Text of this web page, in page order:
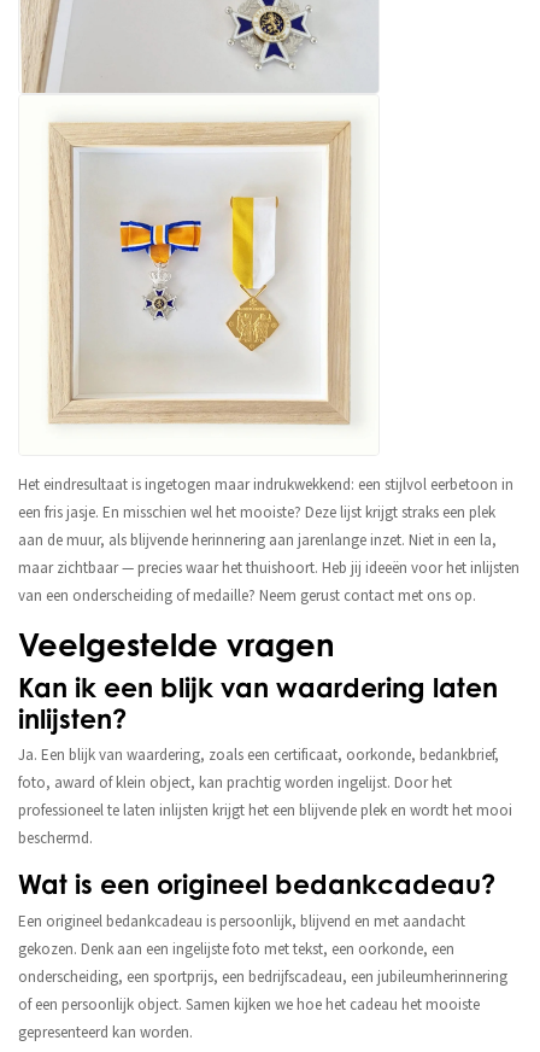
Het eindresultaat is ingetogen maar indrukwekkend: een stijlvol eerbetoon in
een fris jasje. En misschien wel het mooiste? Deze lijst krijgt straks een plek
aan de muur, als blijvende herinnering aan jarenlange inzet. Niet in een la,
maar zichtbaar — precies waar het thuishoort. Heb jij ideeën voor het inlijsten
van een onderscheiding of medaille? Neem gerust contact met ons op.
Veelgestelde vragen
Kan ik een blijk van waardering laten
inlijsten?
Ja. Een blijk van waardering, zoals een certificaat, oorkonde, bedankbrief,
foto, award of klein object, kan prachtig worden ingelijst. Door het
professioneel te laten inlijsten krijgt het een blijvende plek en wordt het mooi
beschermd.
Wat is een origineel bedankcadeau?
Een origineel bedankcadeau is persoonlijk, blijvend en met aandacht
gekozen. Denk aan een ingelijste foto met tekst, een oorkonde, een
onderscheiding, een sportprijs, een bedrijfscadeau, een jubileumherinnering
of een persoonlijk object. Samen kijken we hoe het cadeau het mooiste
gepresenteerd kan worden.